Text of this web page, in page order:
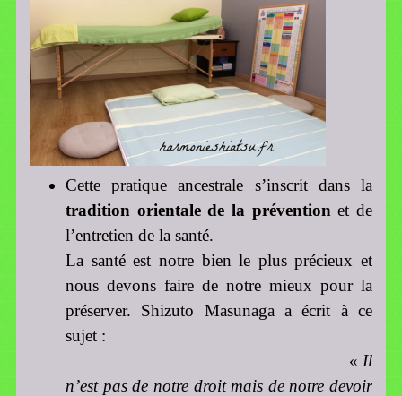
Cette pratique ancestrale s’inscrit dans la
tradition orientale de la prévention et de
l’entretien de la santé.
La santé est notre bien le plus précieux et
nous devons faire de notre mieux pour la
préserver. Shizuto Masunaga a écrit à ce
sujet :
« Il
n’est pas de notre droit mais de notre devoir